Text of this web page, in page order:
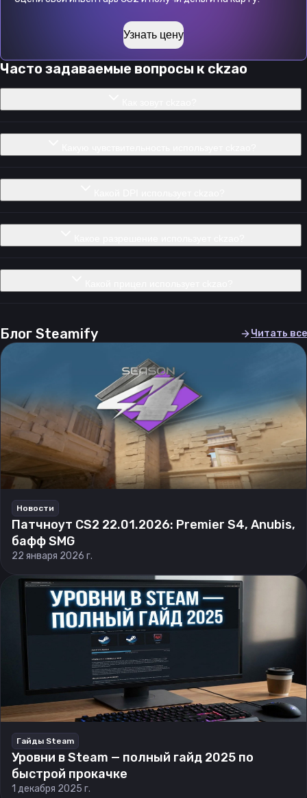
Узнать цену
Часто задаваемые вопросы к ckzao
Блог Steamify Читать все
Новости
Патчноут CS2 22.01.2026: Premier S4, Anubis,
бафф SMG
22 января 2026 г.
Гайды Steam
Уровни в Steam — полный гайд 2025 по
быстрой прокачке
1 декабря 2025 г.